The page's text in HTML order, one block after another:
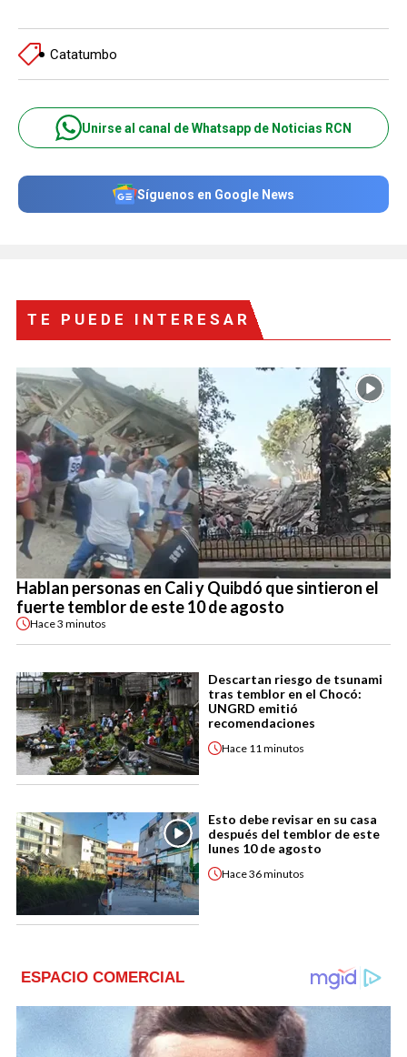
Catatumbo
Unirse al canal de Whatsapp de Noticias RCN
Síguenos en Google News
TE PUEDE INTERESAR
Hablan personas en Cali y Quibdó que sintieron el
fuerte temblor de este 10 de agosto
Hace3 minutos
Descartan riesgo de tsunami
tras temblor en el Chocó:
UNGRD emitió
recomendaciones
Hace 11 minutos
Esto debe revisar en su casa
después del temblor de este
lunes 10 de agosto
Hace36 minutos